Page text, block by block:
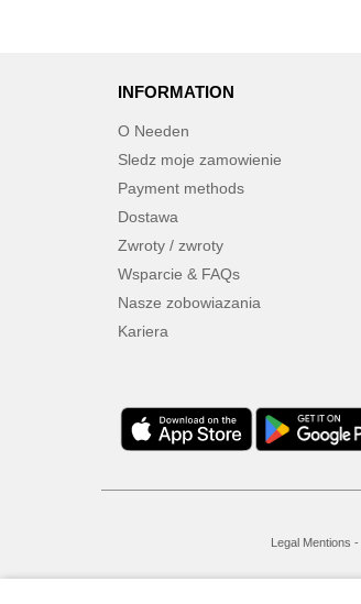
INFORMATION
O Needen
Sledz moje zamowienie
Payment methods
Dostawa
Zwroty / zwroty
Wsparcie & FAQs
Nasze zobowiazania
Kariera
Legal Mentions -